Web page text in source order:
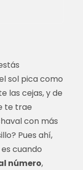
sol pica como
las cejas, y de
te trae
con más
Pues ahí,
cuando
número,